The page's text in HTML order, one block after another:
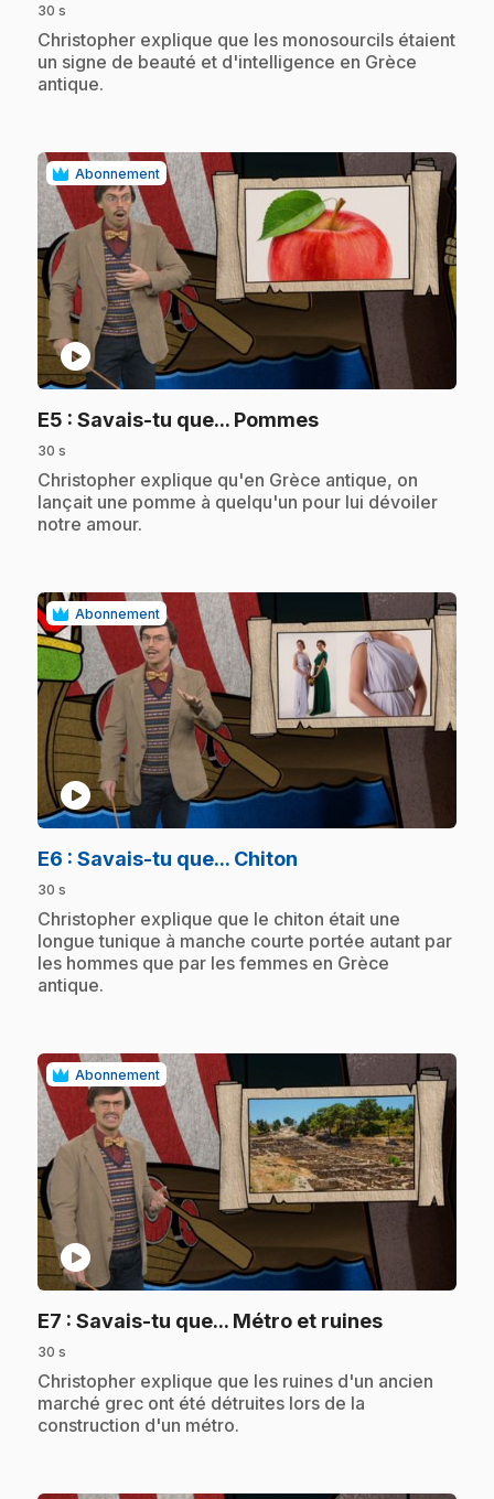
30 s
.Christopher explique que les monosourcils étaient
un signe de beauté et d'intelligence en Grèce
antique.
Abonnement
play_circle
E5 : Savais-tu que... Pommes.
30 s
.Christopher explique qu'en Grèce antique, on
lançait une pomme à quelqu'un pour lui dévoiler
notre amour.
Abonnement
play_circle
E6 : Savais-tu que... Chiton
30 s
.Christopher explique que le chiton était une
longue tunique à manche courte portée autant par
les hommes que par les femmes en Grèce
antique.
Abonnement
play_circle
E7 : Savais-tu que... Métro et ruines.
30 s
.Christopher explique que les ruines d'un ancien
marché grec ont été détruites lors de la
construction d'un métro.